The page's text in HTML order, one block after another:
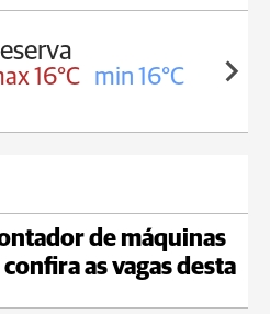
17°C min 17°C
de máquinas
as vagas desta